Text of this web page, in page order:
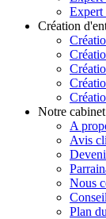
Expert
Création
Notre cabinet
A
Avis
Nous
Plan